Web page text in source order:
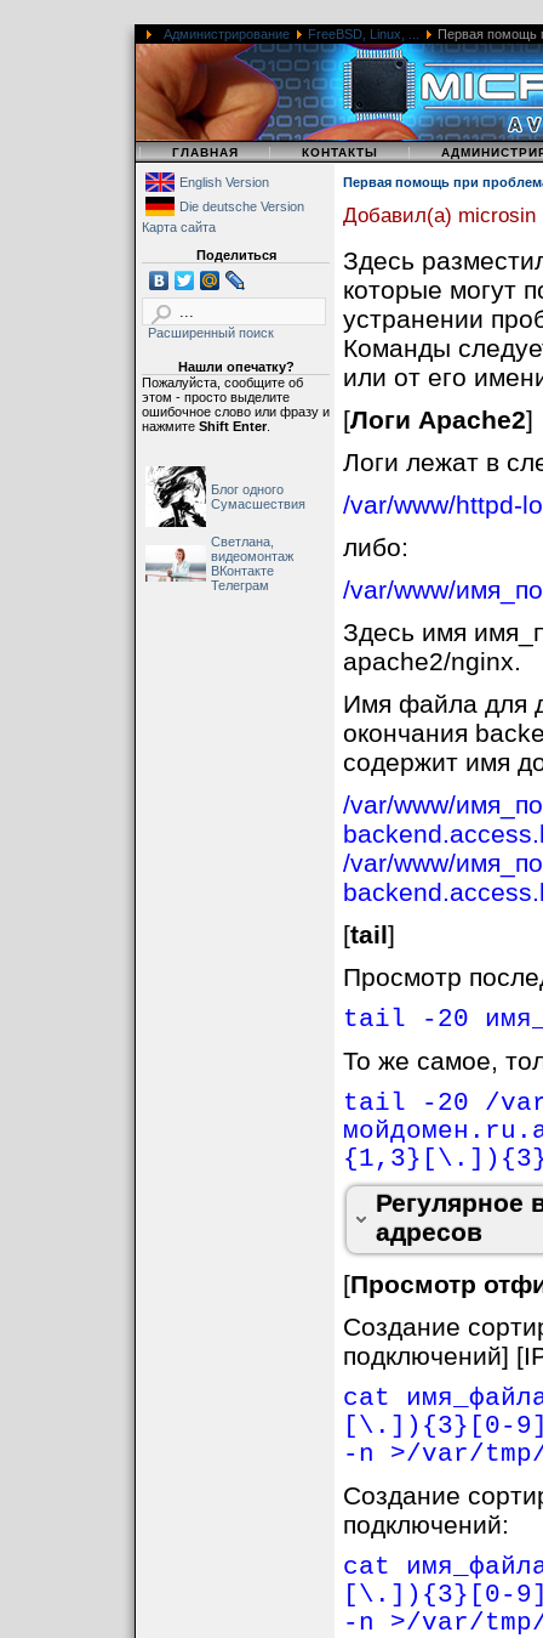
Администрирование FreeBSD, Linux, ... Первая помощь
| ГЛАВНАЯ | КОНТАКТЫ |
English Version
Die deutsche Version
Карта сайта
Поделиться
Расширенный поиск
Нашли опечатку?
Пожалуйста, сообщите об
этом - просто выделите
ошибочное слово или фразу и
нажмите Shift Enter.
Блог одного
Сумасшествия
Светлана,
видеомонтаж
ВКонтакте
Телеграм
Первая помощь при
Добавил(а) microsin
Здесь
которые могут
устранении
Команды
или от его
[Логи Apache2]
Логи лежат в
/var/www/httpd-
либо:
/var/www/
Здесь имя
apache2/nginx.
Имя файла для
окончания
содержит имя
/var/www/
/var/www/
[tail]
Просмотр
tail -20
То же самое,
tail -20 /
Регулярное
адресов
"(25[0-5]|2[0-
[01]?[0-9][0-
(25[0-5]|2[0-
[Просмотр
Создание
подключений]
cat
[\.]){3}[0-
-n >/var/
Создание
подключений:
cat
[\.]){3}[0-
-n >/var/